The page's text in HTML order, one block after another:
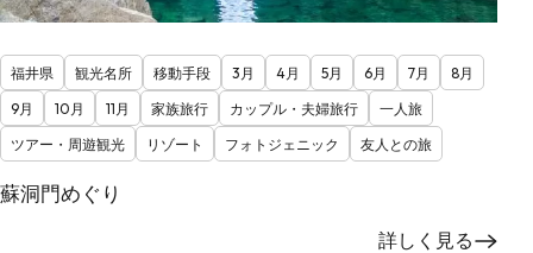
福井県 観光名所 移動手段 3月 4月 5月 6月 7月
8月
9月
10月 11月 家族旅行 カップル・夫婦旅行
一人旅
ツアー・周遊観光
リゾート フォトジェニック 友人との旅
蘇洞門めぐり
詳しく見る